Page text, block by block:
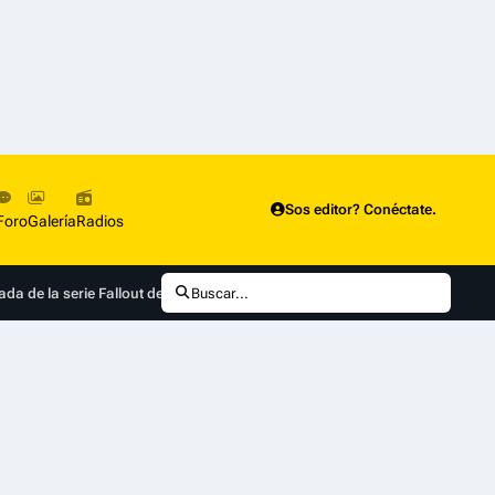
GaleríaRadios
Sos editor? Conéctate.
de la serie Fallout de Prime Video
Buscar...